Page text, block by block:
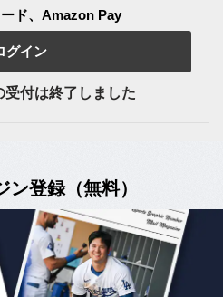
ド、Amazon Pay
グイン
受付は終了しました
ン登録（無料）